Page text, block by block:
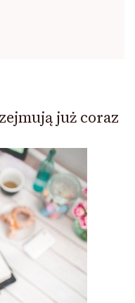
już coraz